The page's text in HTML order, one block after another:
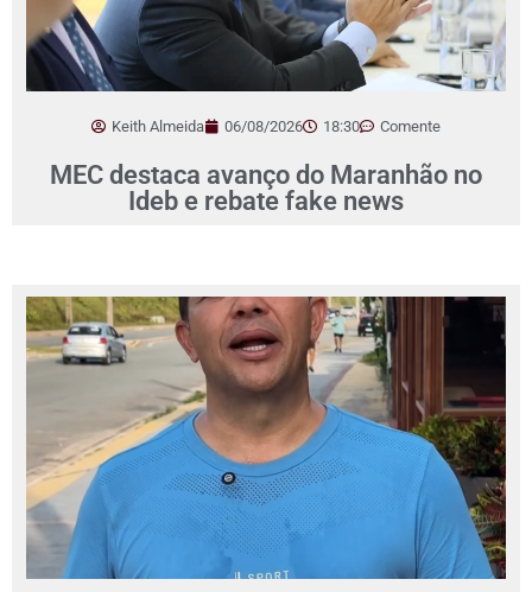
Keith Almeida 06/08/2026 18:30 Comente
MEC destaca avanço do Maranhão no
Ideb e rebate fake news